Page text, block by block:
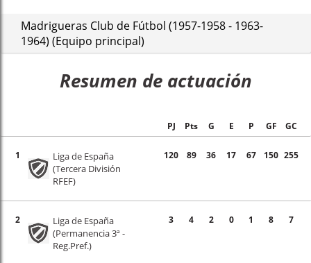
Madrigueras Club de Fútbol (1957-1958 - 1963-
1964) (Equipo principal)
Resumen de actuación
PJ Pts G E P GF GC
1
Liga de España
(Tercera División
RFEF)
120 89 36 17 67 150 255
2
Liga de España
(Permanencia 3ª -
Reg.Pref.)
3 4 2 0 1 8 7